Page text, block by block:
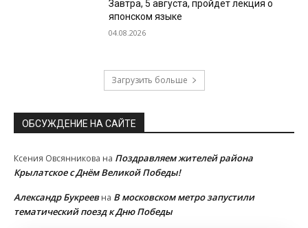
Завтра, 5 августа, пройдет лекция о
японском языке
04.08.2026
Загрузить больше
ОБСУЖДЕНИЕ НА САЙТЕ
Ксения Овсянникова на Поздравляем жителей района
Крылатское с Днём Великой Победы!
Александр Букреевна В московском метро запустили
тематический поезд к Дню Победы